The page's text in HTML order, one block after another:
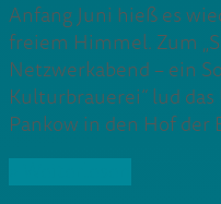
Anfang Juni hieß es
freiem Himmel. Zum
Netzwerkabend – ein
Kulturbrauerei“ lud
Pankow in den Hof